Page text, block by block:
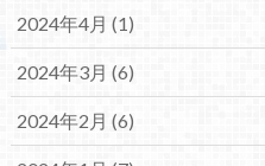
2024年4月 (1)
2024年3月 (6)
2024年2月 (6)